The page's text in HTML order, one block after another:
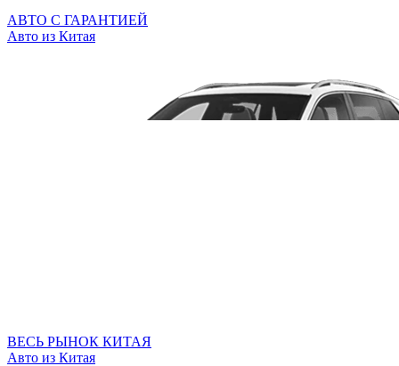
АВТО С ГАРАНТИЕЙ
Авто из Китая
ВЕСЬ РЫНОК КИТАЯ
Авто из Китая